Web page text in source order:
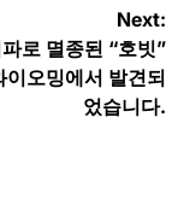
Next:
로 멸종된 “호빗”
이오밍에서 발견되
었습니다.